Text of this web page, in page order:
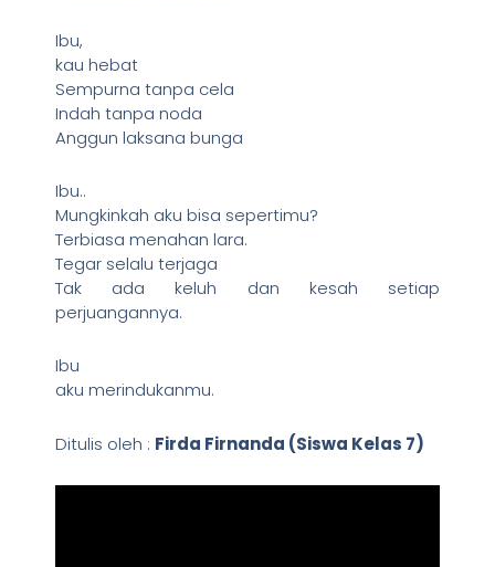
Ibu,
kau hebat
Sempurna tanpa cela
Indah tanpa noda
Anggun laksana bunga
Ibu..
Mungkinkah aku bisa sepertimu?
Terbiasa menahan lara.
Tegar selalu terjaga
Tak ada keluh dan kesah setiap
perjuangannya.
Ibu
aku merindukanmu.
Ditulis oleh : Firda Firnanda (Siswa Kelas 7)